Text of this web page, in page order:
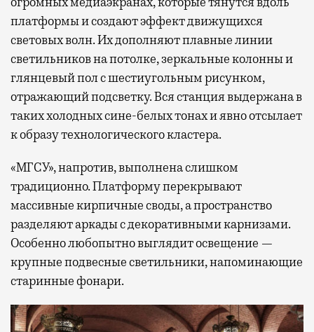
платформы и создают эффект движущихся
световых волн. Их дополняют плавные линии
светильников на потолке, зеркальные колонны и
глянцевый пол с шестиугольным рисунком,
отражающий подсветку. Вся станция выдержана в
таких холодных сине-белых тонах и явно отсылает
к образу технологического кластера.
«МГСУ», напротив, выполнена слишком
традиционно. Платформу перекрывают
массивные кирпичные своды, а пространство
разделяют аркады с декоративными карнизами.
Особенно любопытно выглядит освещение —
крупные подвесные светильники, напоминающие
старинные фонари.